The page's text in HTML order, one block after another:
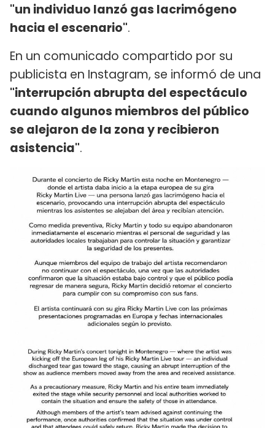
"un individuo lanzó gas lacrimógeno
hacia el escenario".
En un comunicado compartido por su
publicista en Instagram, se informó de una
"interrupción abrupta del espectáculo
cuando algunos miembros del público
se alejaron de la zona y recibieron
asistencia".